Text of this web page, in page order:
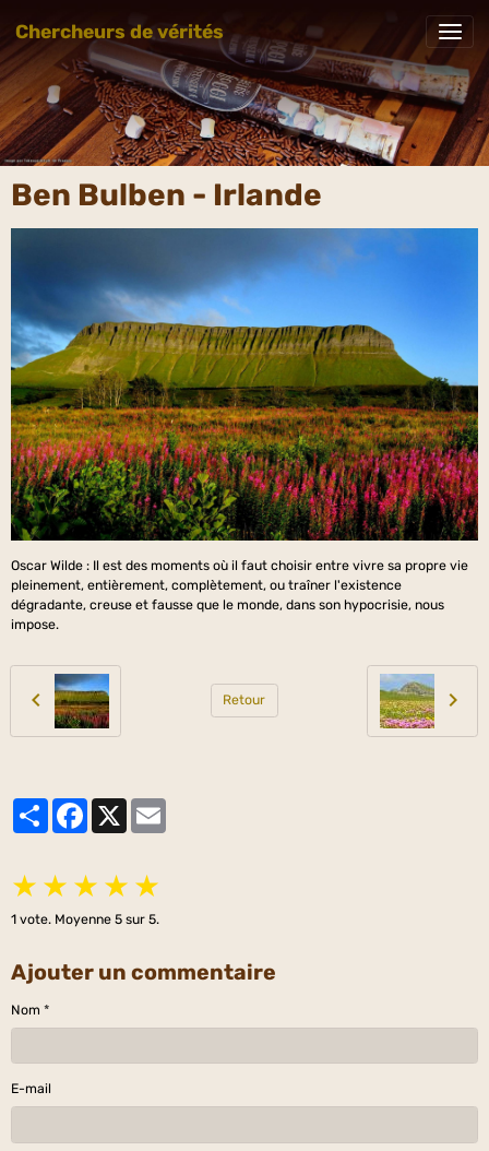
Chercheurs de vérités
Ben Bulben - Irlande
Oscar Wilde : Il est des moments où il faut choisir entre vivre sa propre vie
pleinement, entièrement, complètement, ou traîner l'existence
dégradante, creuse et fausse que le monde, dans son hypocrisie, nous
impose.
Retour
PartagerFacebook
X
★ ★ ★ ★ ★
1 vote. Moyenne 5 sur 5.
Ajouter un commentaire
Nom
E-mail